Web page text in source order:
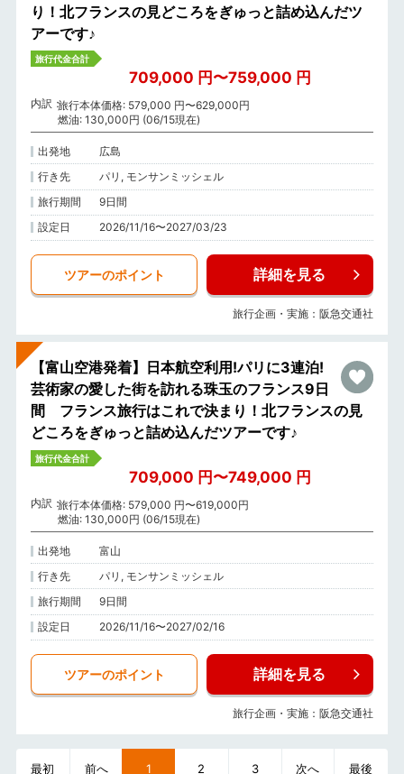
り！北フランスの見どころをぎゅっと詰め込んだツ
アーです♪
旅行代金合計
709,000 円〜759,000 円
内訳 旅行本体価格: 579,000 円〜629,000円
燃油: 130,000円 (06/15現在)
出発地
広島
行き先
パリ, モンサンミッシェル
旅行期間
9日間
設定日
2026/11/16〜2027/03/23
ツアーのポイント 詳細を見る
旅行企画・実施：阪急交通社
【富山空港発着】日本航空利用!パリに3連泊!
芸術家の愛した街を訪れる珠玉のフランス9日
間 フランス旅行はこれで決まり！北フランスの見
どころをぎゅっと詰め込んだツアーです♪
旅行代金合計
709,000 円〜749,000 円
内訳 旅行本体価格: 579,000 円〜619,000円
燃油: 130,000円 (06/15現在)
出発地
富山
行き先
パリ, モンサンミッシェル
旅行期間
9日間
設定日
2026/11/16〜2027/02/16
ツアーのポイント 詳細を見る
旅行企画・実施：阪急交通社
最初 前へ 1 2 3 次へ 最後